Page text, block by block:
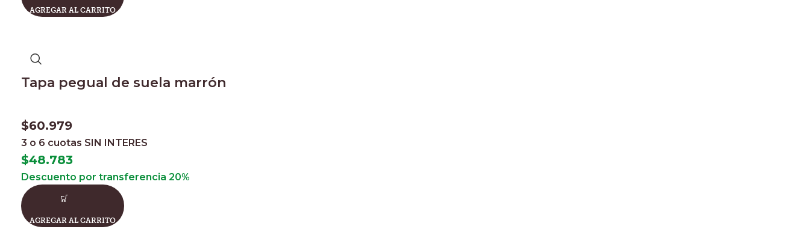
AGREGAR AL CARRITO
Tapa pegual de suela marrón
$60.979
3 o 6 cuotas SIN INTERES
$48.783
Descuento por transferencia 20%
AGREGAR AL CARRITO